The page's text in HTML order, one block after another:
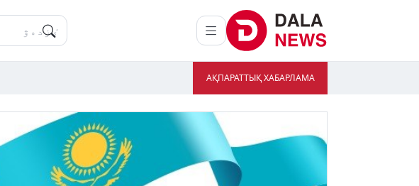
АҚПАРАТТЫҚ ХАБАРЛАМА